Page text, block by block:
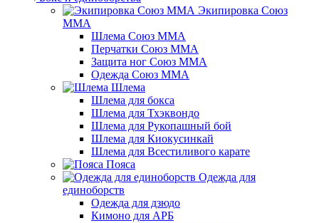
Экипировка Союз
ММА
Шлема Союз ММА
Перчатки Союз ММА
Защита ног Союз ММА
Одежда Союз ММА
Шлема
Шлема для бокса
Шлема для Тхэквондо
Шлема для Рукопашный бой
Шлема для Киокусинкай
Шлема для Всестиливого карате
Пояса
Одежда для
единоборств
Одежда для дзюдо
Кимоно для АРБ